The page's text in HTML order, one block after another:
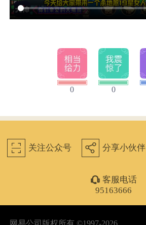
0 0
򰀁 关注公众号 򰀂 分享小伙伴
򰀃 客服电话
95163666